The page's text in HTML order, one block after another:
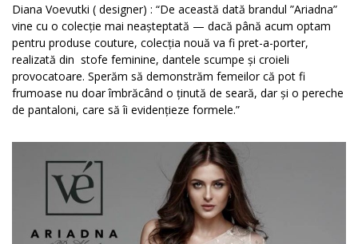
Diana Voevutki ( designer) : “De această dată brandul ”Ariadna”
vine cu o colecție mai neașteptată — dacă până acum optam
pentru produse couture, colecția nouă va fi pret-a-porter,
realizată din stofe feminine, dantele scumpe și croieli
provocatoare. Sperăm să demonstrăm femeilor că pot fi
frumoase nu doar îmbrăcând o ținută de seară, dar și o pereche
de pantaloni, care să îi evidențieze formele.”